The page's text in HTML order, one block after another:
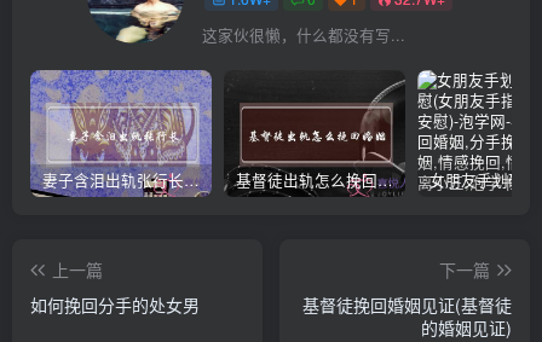
这家伙很懒，什么都没有写...
妻子含泪出轨张行长 她说全都是因为家中 基督徒出轨怎么挽回婚姻(基督徒面对出轨婚姻)
上一篇
如何挽回分手的处女男
下一篇
基督徒挽回婚姻见证(基督徒
的婚姻见证)